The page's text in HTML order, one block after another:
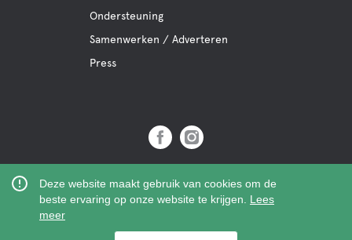
Deze website maakt gebruik van cookies om de
beste ervaring op onze website te krijgen. Lees
meer
Ondersteuning
Samenwerken / Adverteren
Press
Org.Nr: 559121-9463